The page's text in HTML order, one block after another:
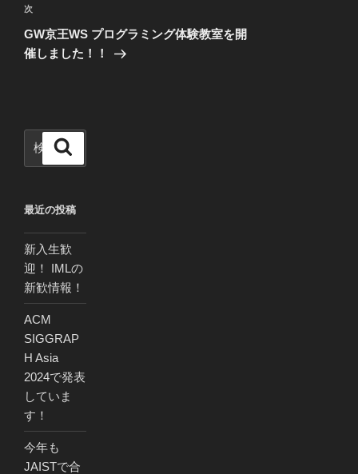
ゲ
ー
シ
次
の
投
次
GW京王WS プログラミング体験教室を開
催しました！！
索:
索
最近の投稿
新入生歓
迎！ IMLの
新歓情報！
ACM
SIGGRAP
H Asia
2024で発表
していま
す！
今年も
JAISTで合